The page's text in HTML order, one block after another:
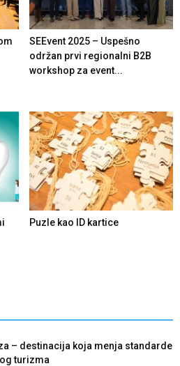
SEEvent 2025 – Uspešno
održan prvi regionalni B2B
workshop za event...
Puzle kao ID kartice
– destinacija koja menja standarde
turizma